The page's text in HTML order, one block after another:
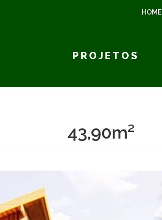
HOME
PROJETOS
43,90m²